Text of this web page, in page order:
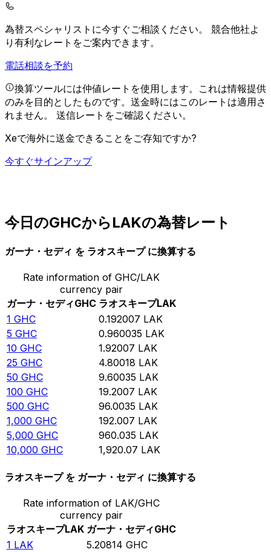
為替スペシャリストに今すぐご相談ください。 競合他社よ
り有利なレートをご案内できます。
電話相談を予約
換算ツールには仲値レートを使用します。これは情報提供
のみを目的としたものです。送金時にはこのレートは適用さ
れません。 送信レートをご確認ください。
Xeで海外に送金できることをご存知ですか?
今すぐサインアップ
今日のGHCからLAKの為替レート
ガーナ・セディ を ラオスキープ に換算する
Rate information of GHC/LAK
currency pair
ガーナ・セディGHC ラオスキープLAK
1 GHC 0.192007 LAK
5 GHC 0.960035 LAK
10 GHC 1.92007 LAK
25 GHC 4.80018 LAK
50 GHC 9.60035 LAK
100 GHC 19.2007 LAK
500 GHC 96.0035 LAK
1,000 GHC 192.007 LAK
5,000 GHC 960.035 LAK
10,000 GHC 1,920.07 LAK
ラオスキープ を ガーナ・セディ に換算する
Rate information of LAK/GHC
currency pair
ラオスキープLAK ガーナ・セディGHC
1 LAK 5.20814 GHC